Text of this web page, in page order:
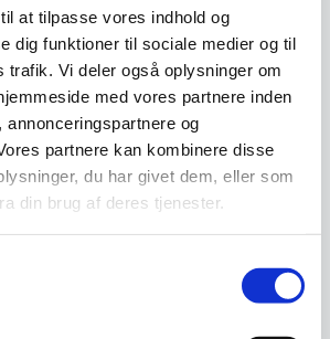
at tilpasse vores indhold og
dig funktioner til sociale medier og til
trafik. Vi deler også oplysninger om
med vores partnere inden
annonceringspartnere og
partnere kan kombinere disse
du har givet dem, eller som
din brug af deres tjenester.
- Klik her
varer
SPAR 33% Populært SPAR 70%
Eccon Akustikpanel Ubh.